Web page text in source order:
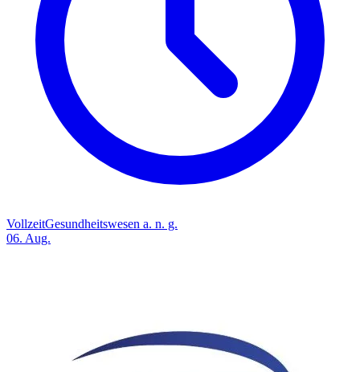
VollzeitGesundheitswesen a. n. g.
06. Aug.